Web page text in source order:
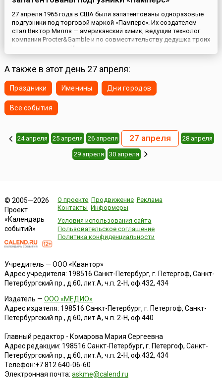
27 апреля 1965 года в США были запатентованы одноразовые
подгузники под торговой маркой «Памперс». Их создателем
стал Виктор Миллз — американский химик, ведущий технолог
компании Procter&Gamble и по совместительству дедушка троих
маленьких внуков. История создания памперсов началась
гораздо раньше, когда Миллз был вынужден присматривать за
своими внуками. Столкнувшись с массой неудобств, связа...
А также в этот день 27 апреля:
Праздники Именины Дни городов
Все события
24 апреля 25 апреля 26 апреля 27 апреля 28 апреля
29 апреля 30 апреля
© 2005—2026
Проект
«Календарь
событий»
О проекте Продвижение Реклама
Контакты Информеры
Условия использования сайта
Пользовательское соглашение
Политика конфиденциальности
Учредитель — ООО «Квантор»
Адрес учредителя: 198516 Санкт-Петербург, г. Петергоф, Санкт-
Петербургский пр., д.60, лит.А, ч.п. 2-Н, оф.432, 434
Издатель — ООО «МЕДИО»
Адрес издателя: 198516 Санкт-Петербург, г. Петергоф, Санкт-
Петербургский пр., д.60, лит.А, ч.п. 2-Н, оф.440
Главный редактор - Комарова Мария Сергеевна
Адрес редакции: 198516 Санкт-Петербург, г. Петергоф, Санкт-
Петербургский пр., д.60, лит.А, ч.п. 2-Н, оф.432, 434
Телефон:+7 812 640-06-60
Электронная почта: askme@calend.ru